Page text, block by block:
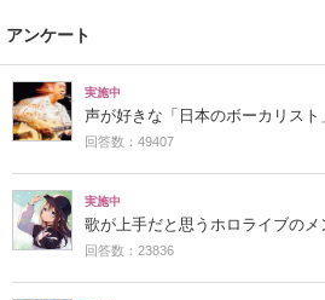
アンケート
実施中
声が好きな「日本のボーカリスト
回答数：49407
実施中
歌が上手だと思うホロライブのメ
回答数：23836